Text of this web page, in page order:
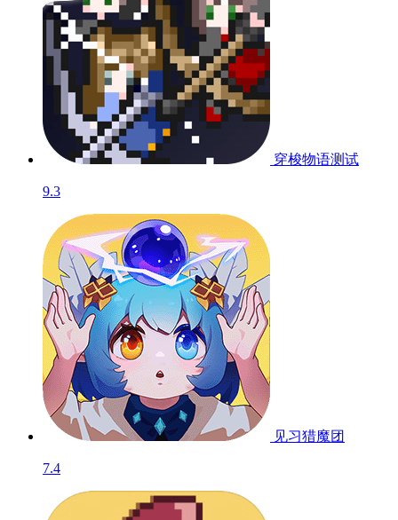
穿梭物语测试
9.3
见习猎魔团
7.4